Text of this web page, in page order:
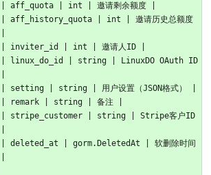
| aff_quota | int | 邀请剩余额度 |
| aff_history_quota | int | 邀请历史总额度
| inviter_id | int | 邀请人ID |
| linux_do_id | string | LinuxDO OAuth ID
| setting | string | 用户设置（JSON格式） |
| remark | string | 备注 |
| stripe_customer | string | Stripe客户ID
| deleted_at | gorm.DeletedAt | 软删除时间